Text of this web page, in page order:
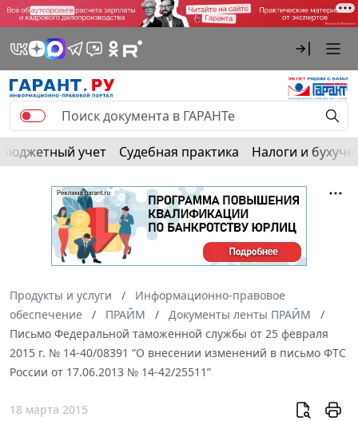
Бюджетный учет Судебная практика Налоги и
Продукты и услуги
Информационно-правовое
обеспечение
ПРАЙМ
Документы ленты ПРАЙМ
Письмо Федеральной таможенной службы от 25 февраля
2015 г. № 14-40/08391 “О внесении изменений в письмо ФТС
России от 17.06.2013 № 14-42/25511”
18 марта 2015